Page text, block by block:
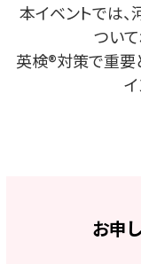
本イベントでは
ついて
英検®対策で重要
お申